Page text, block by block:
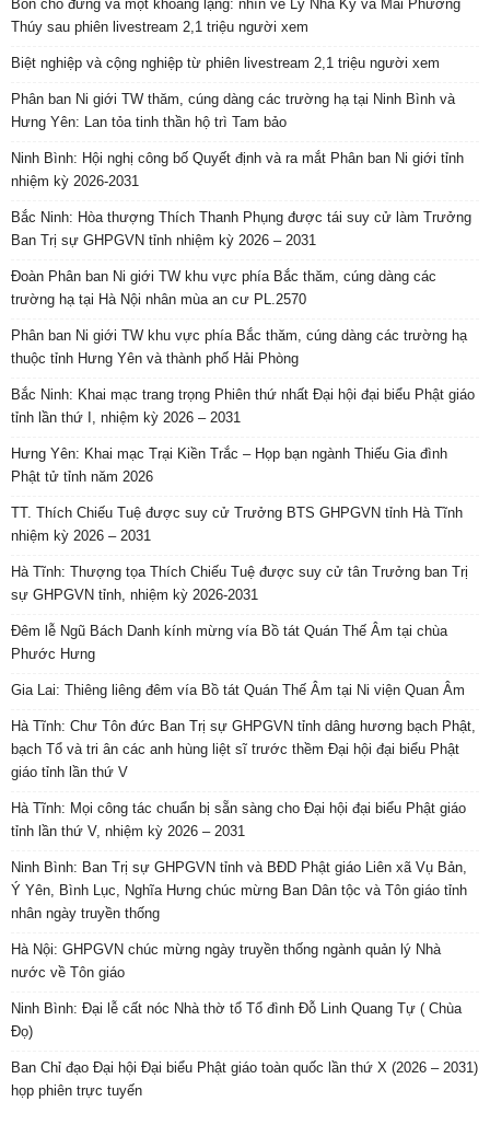
Bốn chỗ đứng và một khoảng lặng: nhìn về Lý Nhã Kỳ và Mai Phương
Thúy sau phiên livestream 2,1 triệu người xem
Biệt nghiệp và cộng nghiệp từ phiên livestream 2,1 triệu người xem
Phân ban Ni giới TW thăm, cúng dàng các trường hạ tại Ninh Bình và
Hưng Yên: Lan tỏa tinh thần hộ trì Tam bảo
Ninh Bình: Hội nghị công bố Quyết định và ra mắt Phân ban Ni giới tỉnh
nhiệm kỳ 2026-2031
Bắc Ninh: Hòa thượng Thích Thanh Phụng được tái suy cử làm Trưởng
Ban Trị sự GHPGVN tỉnh nhiệm kỳ 2026 – 2031
Đoàn Phân ban Ni giới TW khu vực phía Bắc thăm, cúng dàng các
trường hạ tại Hà Nội nhân mùa an cư PL.2570
Phân ban Ni giới TW khu vực phía Bắc thăm, cúng dàng các trường hạ
thuộc tỉnh Hưng Yên và thành phố Hải Phòng
Bắc Ninh: Khai mạc trang trọng Phiên thứ nhất Đại hội đại biểu Phật giáo
tỉnh lần thứ I, nhiệm kỳ 2026 – 2031
Hưng Yên: Khai mạc Trại Kiền Trắc – Họp bạn ngành Thiếu Gia đình
Phật tử tỉnh năm 2026
TT. Thích Chiếu Tuệ được suy cử Trưởng BTS GHPGVN tỉnh Hà Tĩnh
nhiệm kỳ 2026 – 2031
Hà Tĩnh: Thượng tọa Thích Chiếu Tuệ được suy cử tân Trưởng ban Trị
sự GHPGVN tỉnh, nhiệm kỳ 2026-2031
Đêm lễ Ngũ Bách Danh kính mừng vía Bồ tát Quán Thế Âm tại chùa
Phước Hưng
Gia Lai: Thiêng liêng đêm vía Bồ tát Quán Thế Âm tại Ni viện Quan Âm
Hà Tĩnh: Chư Tôn đức Ban Trị sự GHPGVN tỉnh dâng hương bạch Phật,
bạch Tổ và tri ân các anh hùng liệt sĩ trước thềm Đại hội đại biểu Phật
giáo tỉnh lần thứ V
Hà Tĩnh: Mọi công tác chuẩn bị sẵn sàng cho Đại hội đại biểu Phật giáo
tỉnh lần thứ V, nhiệm kỳ 2026 – 2031
Ninh Bình: Ban Trị sự GHPGVN tỉnh và BĐD Phật giáo Liên xã Vụ Bản,
Ý Yên, Bình Lục, Nghĩa Hưng chúc mừng Ban Dân tộc và Tôn giáo tỉnh
nhân ngày truyền thống
Hà Nội: GHPGVN chúc mừng ngày truyền thống ngành quản lý Nhà
nước về Tôn giáo
Ninh Bình: Đại lễ cất nóc Nhà thờ tổ Tổ đình Đỗ Linh Quang Tự ( Chùa
Đọ)
Ban Chỉ đạo Đại hội Đại biểu Phật giáo toàn quốc lần thứ X (2026 – 2031)
họp phiên trực tuyến